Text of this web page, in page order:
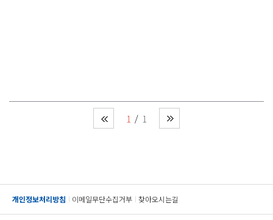
1 1
개인정보처리방침 이메일무단수집거부 찾아오시는길